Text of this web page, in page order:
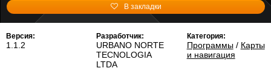
В закладки
Версия:
1.1.2
Разработчик:
URBANO NORTE
TECNOLOGIA
LTDA
Категория:
Программы/ Карты
и навигация